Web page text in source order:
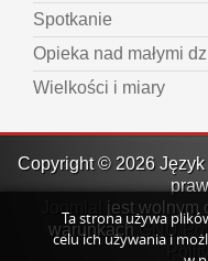
Spotkanie
Opieka nad małymi
Wielkości i miary
Copyright © 2026
jest wolnym
warunkachGNU
Ta strona używa
celu ich używania i